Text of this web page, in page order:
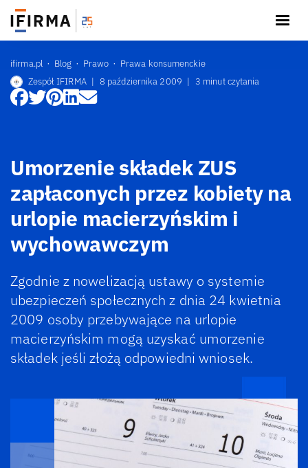
ifirma.pl Blog Prawo
Prawa konsumenckie
Zespół IFIRMA | 8 października 2009 | 3 minut czytania
Umorzenie składek ZUS
zapłaconych przez kobiety na
urlopie macierzyńskim i
wychowawczym
Zgodnie z nowelizacją ustawy o systemie
ubezpieczeń społecznych z dnia 24 kwietnia
2009 osoby przebywające na urlopie
macierzyńskim mogą uzyskać umorzenie
składek jeśli złożą odpowiedni wniosek.